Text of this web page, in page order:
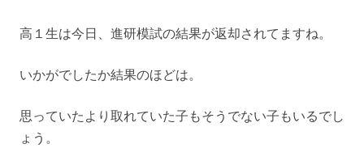
高１生は今日、進研模試の結果が返却されてますね。
いかがでしたか結果のほどは。
思っていたより取れていた子もそうでない子もいるでし
ょう。